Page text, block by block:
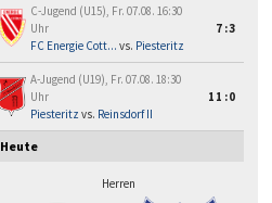
C-Jugend (U15), Fr. 07.08. 16:30
Uhr
FC Energie Cott... vs. Piesteritz
7:3
A-Jugend (U19), Fr. 07.08. 18:30
Uhr
Piesteritz vs. Reinsdorf II
11:0
Heute
Herren